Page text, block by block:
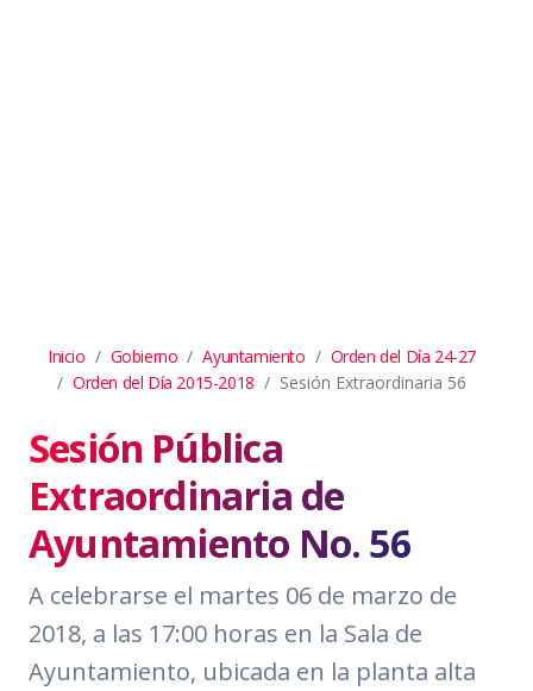
Inicio Gobierno Ayuntamiento
Orden del Día 24-27
Orden del Día 2015-2018
Sesión Extraordinaria 56
Sesión Pública
Extraordinaria de
Ayuntamiento No. 56
A celebrarse el martes 06 de marzo de
2018, a las 17:00 horas en la Sala de
Ayuntamiento, ubicada en la planta alta